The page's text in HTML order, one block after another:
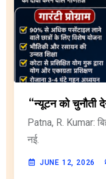
“न्यूटन को चुनौती
Patna, R. Kumar:
नई.
JUNE 12, 2026